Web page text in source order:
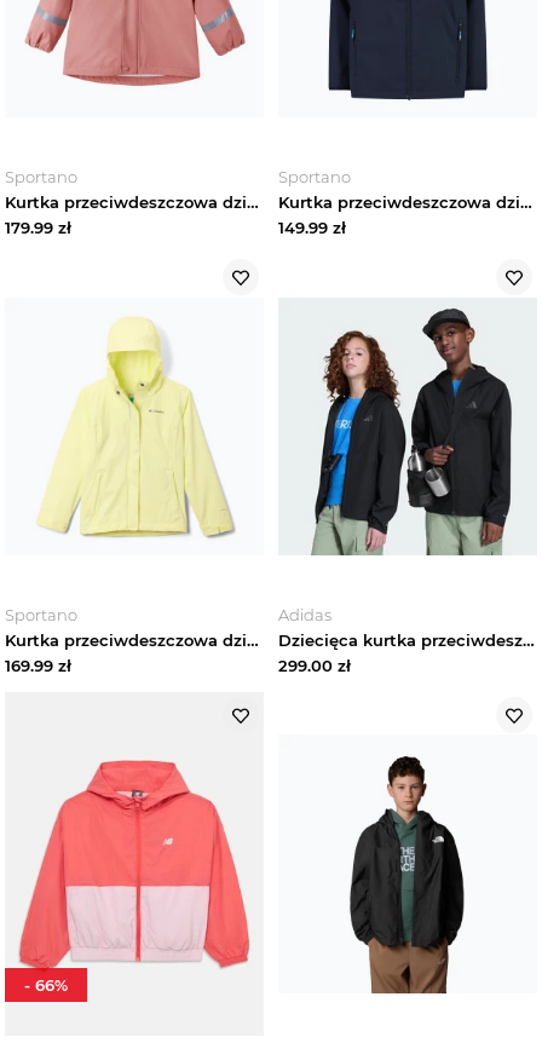
Sportano
Kurtka przeciwdeszczowa dziecięca Reima Lampi rose blush Różowy
179.99 zł
Sportano
Kurtka przeciwdeszczowa dziecięca CMP 35Z5514 Fix Hood black / blue Granatowy
149.99 zł
Sportano
Kurtka przeciwdeszczowa dziecięca Columbia Arcadia II Jacket citron haze Żółty
169.99 zł
Adidas
Dziecięca kurtka przeciwdeszczowa Terrex Multi 2 Layer CLIMAPROOF Adidas czarny
299.00 zł
-66%